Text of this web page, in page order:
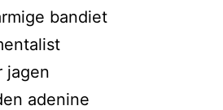
bandiet
jagen
adenine